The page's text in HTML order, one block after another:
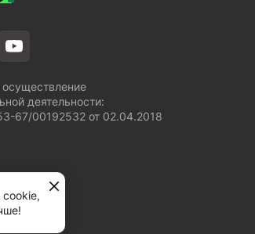
деятельности:
67/00192532 от 02.04.2018